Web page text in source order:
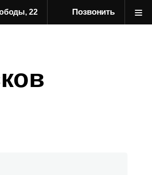
22 Позвонить